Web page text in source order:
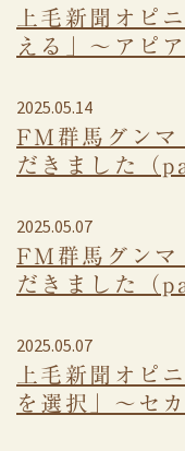
上毛新聞オピ
える」～アピ
2025.05.14
FM群馬グンマ
だきました（
2025.05.07
FM群馬グンマ
だきました（
2025.05.07
上毛新聞オピ
を選択」～セ